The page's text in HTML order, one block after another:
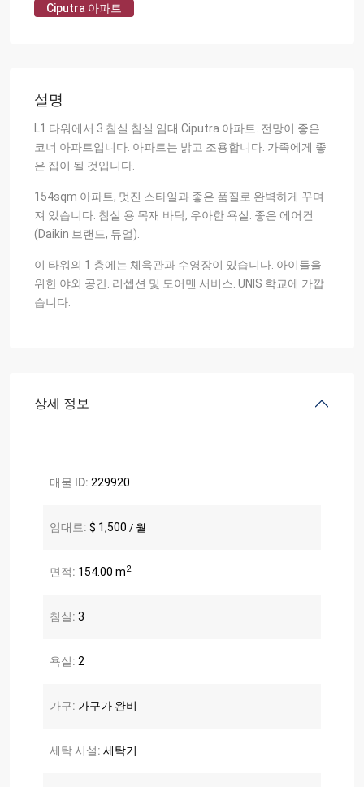
Ciputra 아파트
설명
L1 타워에서 3 침실 침실 임대 Ciputra 아파트. 전망이 좋은
코너 아파트입니다. 아파트는 밝고 조용합니다. 가족에게 좋
은 집이 될 것입니다.
154sqm 아파트, 멋진 스타일과 좋은 품질로 완벽하게 꾸며
져 있습니다. 침실 용 목재 바닥, 우아한 욕실. 좋은 에어컨
(Daikin 브랜드, 듀얼).
이 타워의 1 층에는 체육관과 수영장이 있습니다. 아이들을
위한 야외 공간. 리셉션 및 도어맨 서비스. UNIS 학교에 가깝
습니다.
상세 정보
매물 ID: 229920
임대료: $ 1,500 / 월
면적: 154.00 m2
침실: 3
욕실: 2
가구: 가구가 완비
세탁 시설: 세탁기